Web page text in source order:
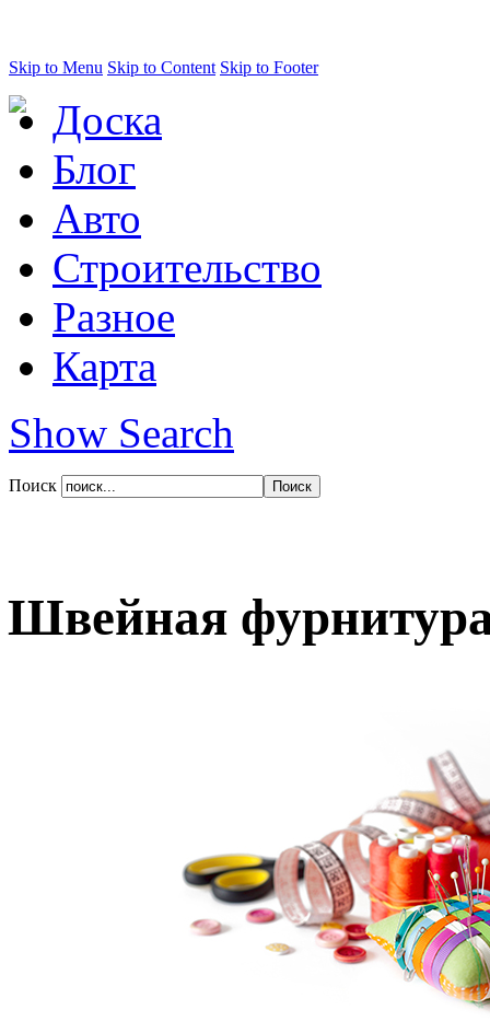
Skip to Menu Skip to Content Skip to Footer
Доска
Блог
Авто
Строительство
Разное
Карта
Show Search
Поиск
Швейная